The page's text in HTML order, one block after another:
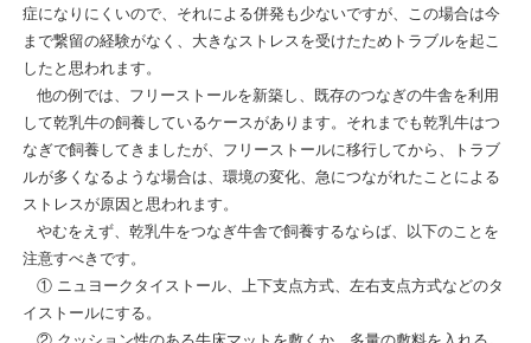
症になりにくいので、それによる併発も少ないですが、この場合は今
まで繋留の経験がなく、大きなストレスを受けたためトラブルを起こ
したと思われます。
他の例では、フリーストールを新築し、既存のつなぎの牛舎を利用
して乾乳牛の飼養しているケースがあります。それまでも乾乳牛はつ
なぎで飼養してきましたが、フリーストールに移行してから、トラブ
ルが多くなるような場合は、環境の変化、急につながれたことによる
ストレスが原因と思われます。
やむをえず、乾乳牛をつなぎ牛舎で飼養するならば、以下のことを
注意すべきです。
① ニュヨークタイストール、上下支点方式、左右支点方式などのタ
イストールにする。